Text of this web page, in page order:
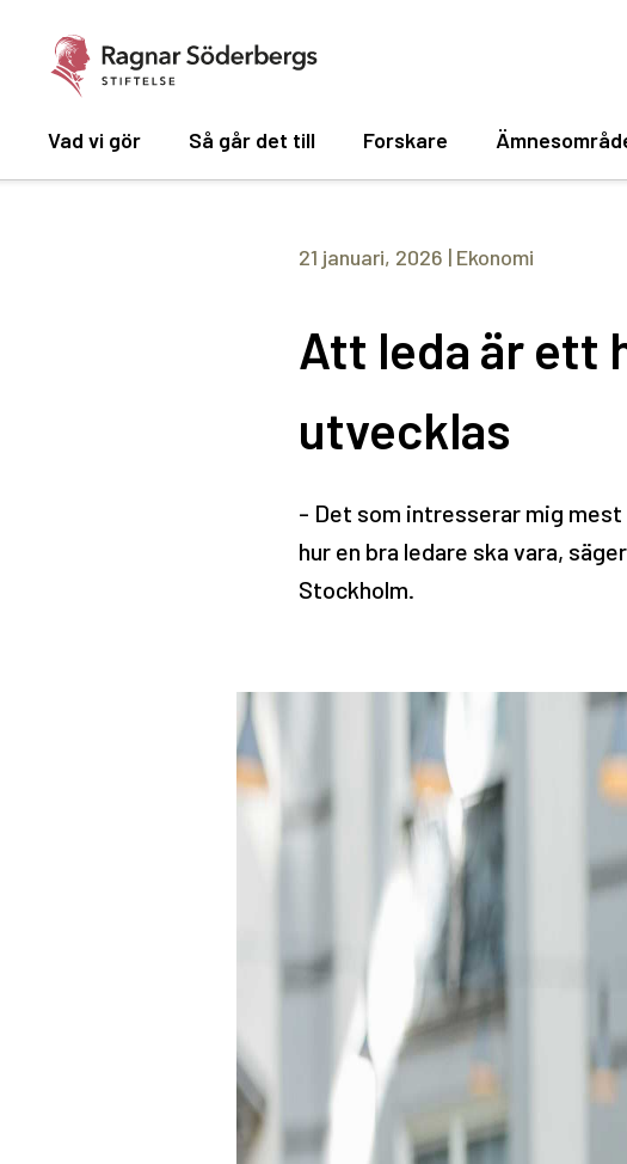
Vad vi gör Så går det till Forskare
21 januari, 2026 | Ekonomi
Att leda är ett
utvecklas
- Det som intresserar mig
hur en bra ledare ska vara,
Stockholm.